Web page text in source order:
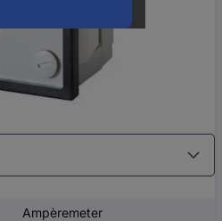
Ampèremeter